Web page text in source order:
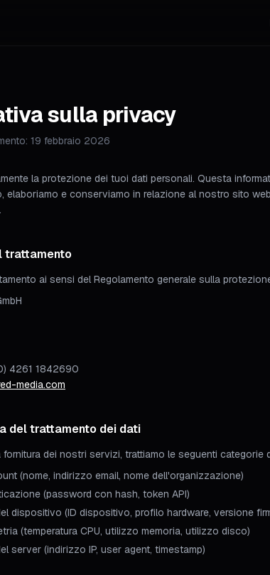
sulla privacy
19 febbraio 2026
la protezione dei tuoi dati personali. Questa
elaboriamo e conserviamo in relazione al nostro sito
trattamento
ai sensi del Regolamento generale sulla
4261 1842690
media.com
del trattamento dei dati
fornitura dei nostri servizi, trattiamo le seguenti categorie
(nome, indirizzo email, nome dell'organizzazione)
(password con hash, token API)
dispositivo (ID dispositivo, profilo hardware, versione
(temperatura CPU, utilizzo memoria, utilizzo disco)
server (indirizzo IP, user agent, timestamp)